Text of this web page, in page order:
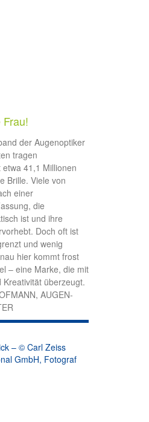
der Augenoptiker
tragen
41,1 Millionen
Brille. Viele von
einer
die
ist und ihre
Doch oft ist
und wenig
hier kommt frost
– eine Marke, die mit
Kreativität überzeugt.
AUGEN­